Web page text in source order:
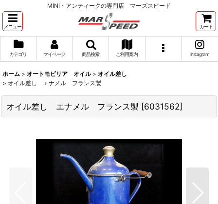
MINI・アンティークの専門店 マーズスピード
メニュー カート
カテゴリ マイページ 商品検索 ご利用案内 instagram
ホーム > オートモビリア オイル > オイル差し
> オイル差し エナメル フランス製
オイル差し エナメル フランス製 [6031562]